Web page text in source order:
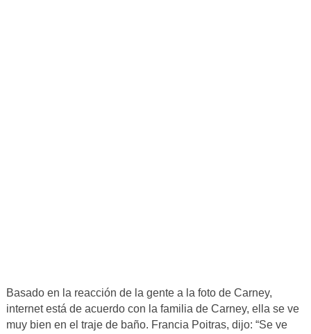
Basado en la reacción de la gente a la foto de Carney,
internet está de acuerdo con la familia de Carney, ella se ve
muy bien en el traje de baño. Francia Poitras, dijo: “Se ve